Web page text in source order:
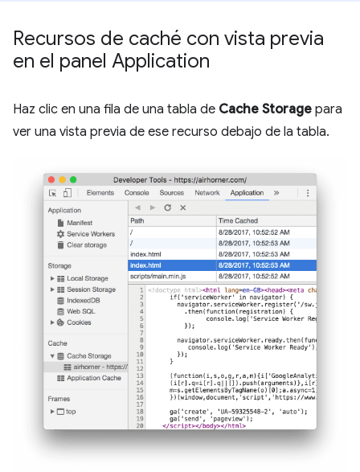
Recursos de caché con vista previa
en el panel Application
Haz clic en una fila de una tabla de Cache Storage para
ver una vista previa de ese recurso debajo de la tabla.